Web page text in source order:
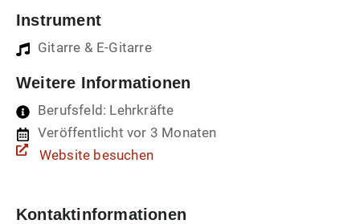
Instrument
Gitarre & E-Gitarre
Weitere Informationen
Berufsfeld: Lehrkräfte
Veröffentlicht vor 3 Monaten
Website besuchen
Kontaktinformationen